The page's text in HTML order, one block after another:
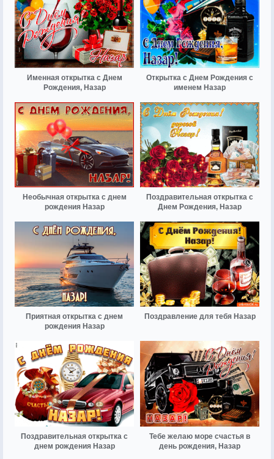
Именная открытка с Днем
Рождения, Назар
Открытка с Днем Рождения с
именем Назар
Необычная открытка с днем
рождения Назар
Поздравительная открытка с
Днем Рождения, Назар
Приятная открытка с днем
рождения Назар
Поздравление для тебя Назар
Поздравительная открытка с
днем рождения Назар
Тебе желаю море счастья в
день рождения, Назар